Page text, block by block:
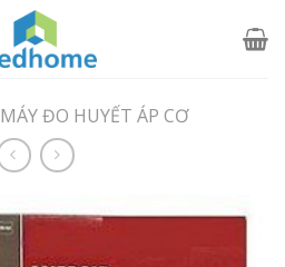
MÁY ĐO HUYẾT ÁP CƠ